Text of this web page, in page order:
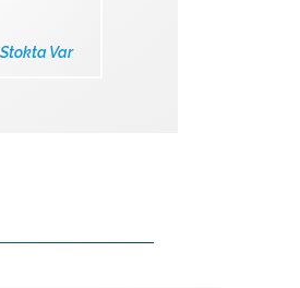
Stokta Var